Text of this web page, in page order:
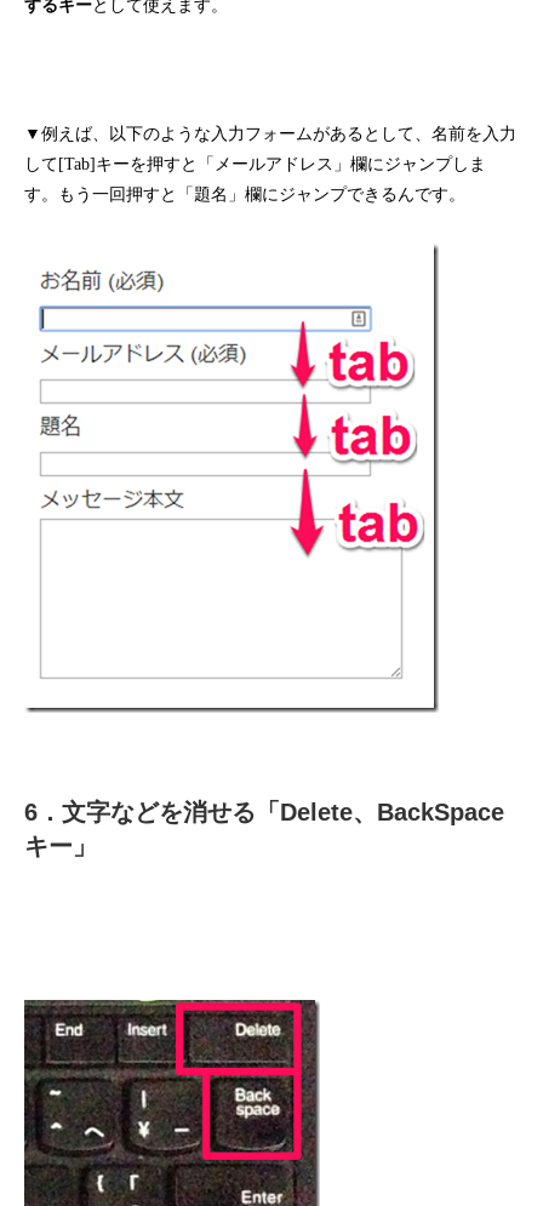
するキーとして使えます。
▼例えば、以下のような入力フォームがあるとして、名前を入力
して[Tab]キーを押すと「メールアドレス」欄にジャンプしま
す。もう一回押すと「題名」欄にジャンプできるんです。
6．文字などを消せる「Delete、BackSpace
キー」